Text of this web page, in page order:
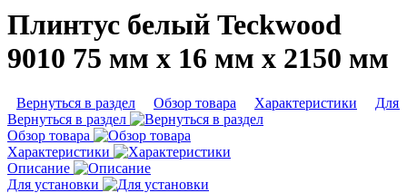
Плинтус белый Teckwood
9010 75 мм х 16 мм х 2150 мм
Вернуться в раздел Обзор товара Характеристики
Для
Вернуться в раздел
Обзор товара
Характеристики
Описание
Для установки